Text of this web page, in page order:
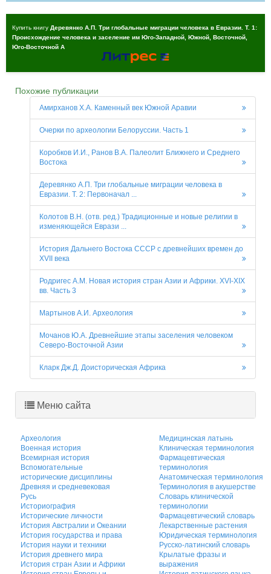
Купить книгу Деревянко А.П. Три глобальные миграции человека в Евразии. Т. 1:
Происхождение человека и заселение им Юго-Западной, Южной, Восточной,
Юго-Восточной А
Похожие публикации
Амирханов Х.А. Каменный век Южной Аравии
Очерки по археологии Белоруссии. Часть 1
Коробков И.И., Ранов В.А. Палеолит Ближнего и Среднего
Востока
Деревянко А.П. Три глобальные миграции человека в
Евразии. Т. 2: Первоначал ...
Колотов В.Н. (отв. ред.) Традиционные и новые религии в
изменяющейся Еврази ...
История Дальнего Востока СССР с древнейших времен до
XVII века
Родригес А.М. Новая история стран Азии и Африки. XVI-XIX
вв. Часть 3
Мартынов А.И. Археология
Мочанов Ю.А. Древнейшие этапы заселения человеком
Северо-Восточной Азии
Кларк Дж.Д. Доисторическая Африка
Меню сайта
Археология
Военная история
Всемирная история
Вспомогательные
исторические дисциплины
Древняя и средневековая
Русь
Историография
Исторические личности
История Австралии и Океании
История государства и права
История науки и техники
История древнего мира
История стран Азии и Африки
Медицинская латынь
Клиническая терминология
Фармацевтическая
терминология
Анатомическая терминология
Терминология в акушерстве
Словарь клинической
терминологии
Фармацевтический словарь
Лекарственные растения
Юридическая терминология
Русско-латинский словарь
Крылатые фразы и
выражения